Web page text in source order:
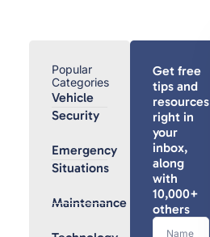
Popular
Categories
Vehicle
Security
Emergency
Situations
Maintenance
Get free
tips and
resources
right in
your
inbox,
along
with
10,000+
others